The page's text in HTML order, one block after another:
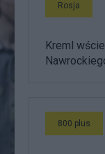
Rosja
Kreml
800 plus